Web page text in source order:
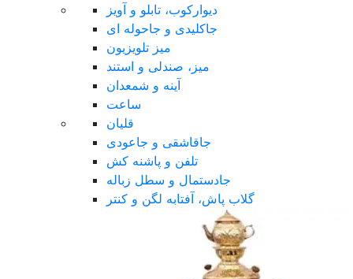
دیوارکوب، تابلو و آویز
جاکلیدی و جاحوله ای
میز تلویزیون
میز، صندلی و استند
آینه و شمعدان
ساعت
قلیان
جاقاشقی و جاعودی
تلفن و پاشنه کش
جادستمال و سطل زباله
گلاب پاش، آفتابه لگن و کنتر